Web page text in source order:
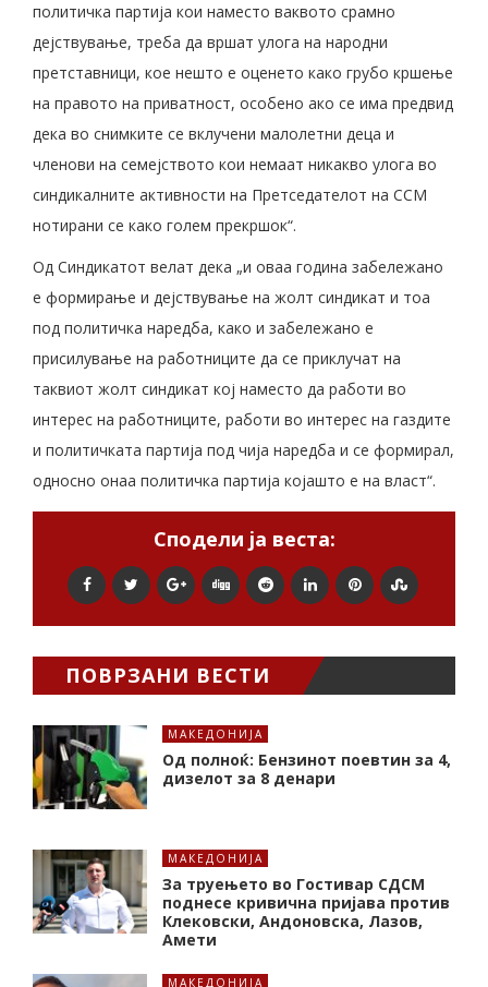
политичка партија кои наместо ваквото срамно
дејствување, треба да вршат улога на народни
претставници, кое нешто е оценето како грубо кршење
на правото на приватност, особено ако се има предвид
дека во снимките се вклучени малолетни деца и
членови на семејството кои немаат никакво улога во
синдикалните активности на Претседателот на ССМ
нотирани се како голем прекршок“.
Од Синдикатот велат дека „и оваа година забележано
е формирање и дејствување на жолт синдикат и тоа
под политичка наредба, како и забележано е
присилување на работниците да се приклучат на
таквиот жолт синдикат кој наместо да работи во
интерес на работниците, работи во интерес на газдите
и политичката партија под чија наредба и се формирал,
односно онаа политичка партија којашто е на власт“.
Сподели ја веста:
ПОВРЗАНИ ВЕСТИ
МАКЕДОНИЈА
Од полноќ: Бензинот поевтин за 4,
дизелот за 8 денари
МАКЕДОНИЈА
За труењето во Гостивар СДСМ
поднесе кривична пријава против
Клековски, Андоновска, Лазов,
Амети
МАКЕДОНИЈА